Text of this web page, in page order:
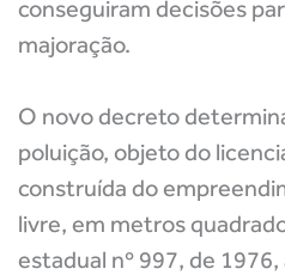
conseguiram decisões
majoração.
O novo decreto
poluição, objeto do
construída do
livre, em metros
estadual nº 997, de